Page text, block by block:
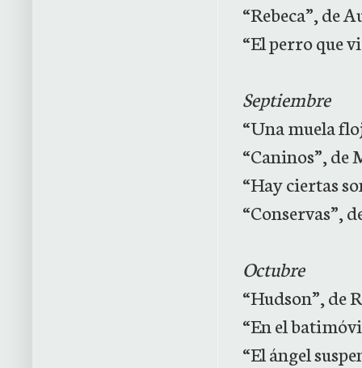
“Rebeca”, de
“El perro que
Septiembre
“Una muela
“Caninos”, de
“Hay ciertas
“Conservas”,
Octubre
“Hudson”, de
“En el
“El ángel